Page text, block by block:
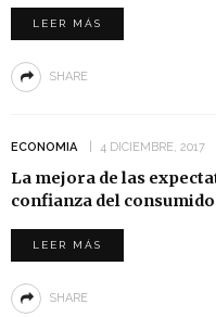
LEER MÁS
SHARE
ECONOMIA 4 DICIEMBRE, 2017
La mejora de las
confianza del
LEER MÁS
SHARE